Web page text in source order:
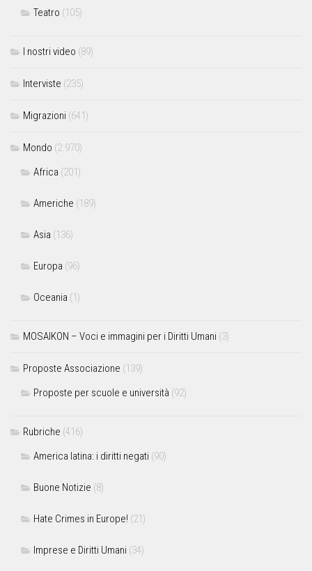
Teatro (105)
I nostri video (89)
Interviste (235)
Migrazioni (641)
Mondo (2.970)
Africa (201)
Americhe (189)
Asia (136)
Europa (96)
Oceania (1)
MOSAIKON – Voci e immagini per i Diritti Umani (3)
Proposte Associazione (139)
Proposte per scuole e università (92)
Rubriche (416)
America latina: i diritti negati (90)
Buone Notizie (8)
Hate Crimes in Europe! (21)
Imprese e Diritti Umani (34)